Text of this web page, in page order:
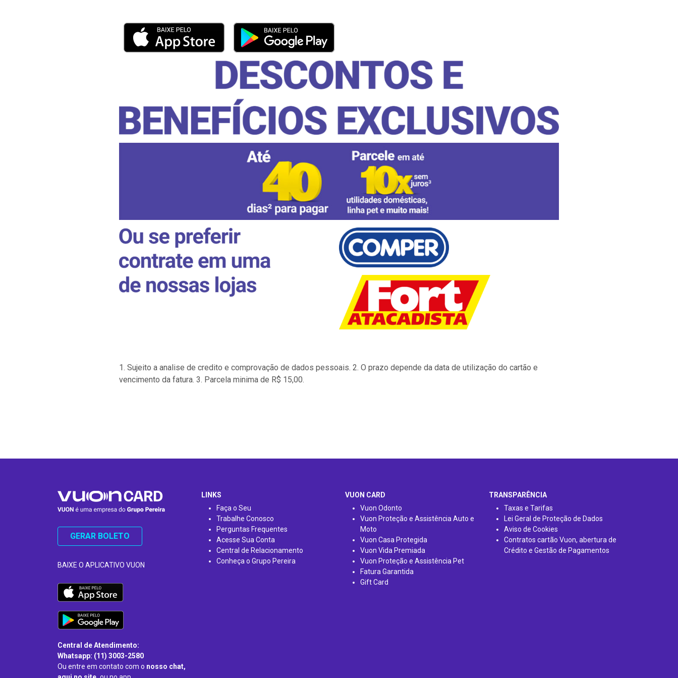
1. Sujeito a analise de credito e comprovação de dados pessoais. 2. O prazo depende da data de utilização do cartão e
vencimento da fatura. 3. Parcela minima de R$ 15,00.
GERAR BOLETO
BAIXE O APLICATIVO VUON
Central de Atendimento:
Whatsapp: (11) 3003-2580
Ou entre em contato com o nosso chat,
LINKS
Faça o Seu
Trabalhe Conosco
Perguntas Frequentes
Acesse Sua Conta
Central de Relacionamento
Conheça o Grupo Pereira
VUON CARD
Vuon Odonto
Vuon Proteção e Assistência Auto e
Moto
Vuon Casa Protegida
Vuon Vida Premiada
Vuon Proteção e Assistência Pet
Fatura Garantida
Gift Card
TRANSPARÊNCIA
Taxas e Tarifas
Lei Geral de Proteção de Dados
Aviso de Cookies
Contratos cartão Vuon, abertura de
Crédito e Gestão de Pagamentos